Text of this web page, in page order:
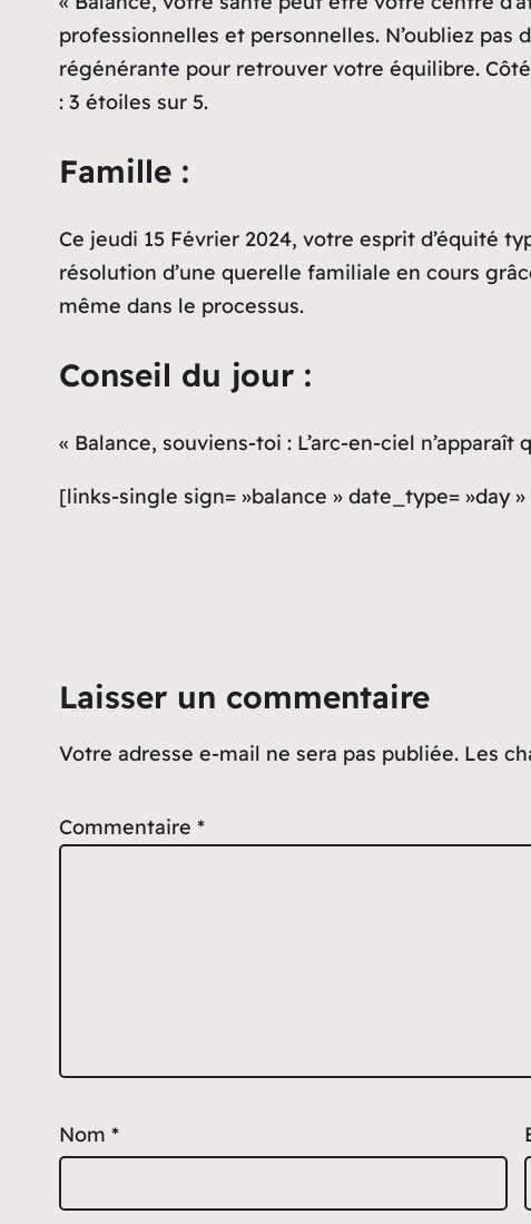
professionnelles et personnelles. N’oubliez
régénérante pour retrouver votre équilibre.
: 3 étoiles sur 5.
Famille :
Ce jeudi 15 Février 2024, votre esprit d’équité
résolution d’une querelle familiale en cours
même dans le processus.
Conseil du jour :
« Balance, souviens-toi : L’arc-en-ciel
[links-single sign= »balance » date_type= »day
Laisser un commentaire
Votre adresse e-mail ne sera pas publiée. Les
Commentaire *
Nom *